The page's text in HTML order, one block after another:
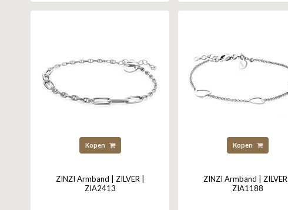
Kopen
ZINZI Armband | ZILVER |
ZIA2413
Kopen
ZINZI Armband | ZILVER |
ZIA1188